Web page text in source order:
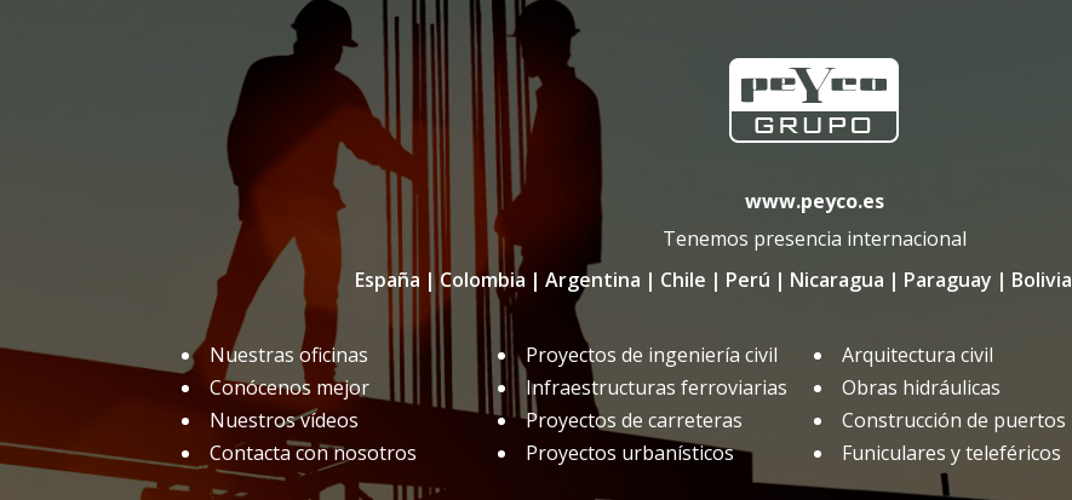
www.peyco.es
Tenemos presencia internacional
España | Colombia | Argentina | Chile | Perú | Nicaragua | Paraguay | Bolivia
Nuestras oficinas
Conócenos mejor
Nuestros vídeos
Contacta con nosotros
Proyectos de ingeniería civil
Infraestructuras ferroviarias
Proyectos de carreteras
Proyectos urbanísticos
Arquitectura civil
Obras hidráulicas
Construcción de puertos
Funiculares y teleféricos